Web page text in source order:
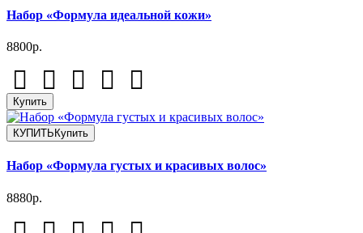
Набор «Формула идеальной кожи»
8800р.
Купить
КУПИТЬ Купить
Набор «Формула густых и красивых волос»
8880р.